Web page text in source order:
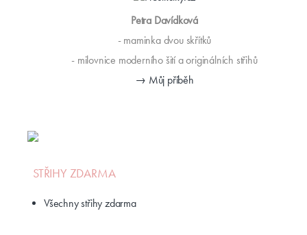
Petra Davídková
- maminka dvou skřítků
- milovnice moderního šití a originálních střihů
→ Můj příběh
STŘIHY ZDARMA
Všechny střihy zdarma